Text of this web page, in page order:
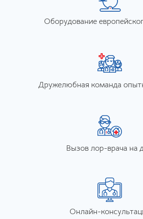
Оборудование
Дружелюбная команда
Вызов лор-врача на
Онлайн-